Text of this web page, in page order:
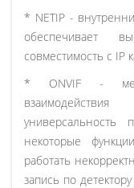
* NETIP -
обеспечивает
совместимость с IP
* ONVIF -
универсальность
некоторые
работать
запись по